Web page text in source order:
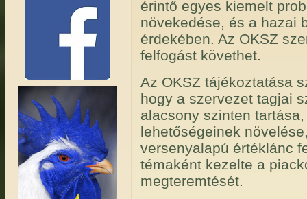
érintő egyes kiemelt
növekedése, és a hazai
érdekében. Az OKSZ
felfogást követhet.
Az OKSZ tájékoztatása
hogy a szervezet tagjai
alacsony szinten
lehetőségeinek
versenyalapú értéklánc
témaként kezelte a
megteremtését.